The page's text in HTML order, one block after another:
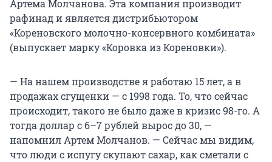
Артема Молчанова. Эта компания производит
рафинад и является дистрибьютором
«Кореновского молочно-консервного комбината»
(выпускает марку «Коровка из Кореновки»).
— На нашем производстве я работаю 15 лет, а в
продажах сгущенки — с 1998 года. То, что сейчас
происходит, такого не было даже в кризис 98-го. А
тогда доллар с 6–7 рублей вырос до 30, —
напомнил Артем Молчанов. — Сейчас мы видим,
что люди с испугу скупают сахар, как сметали с